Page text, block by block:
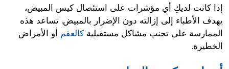
إذا كانت لديكِ أي مؤشرات على استئصال كيس المبيض،
يهدف الأطباء إلى إزالته دون الإضرار بالمبيض. تساعد هذه
الممارسة على تجنب مشاكل مستقبلية كالعقم أو الأمراض
الخطيرة.